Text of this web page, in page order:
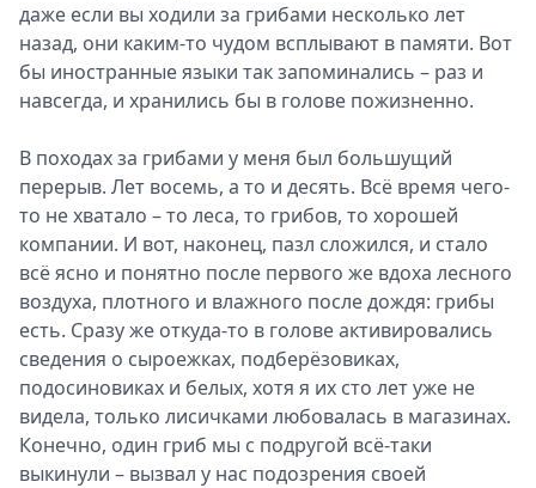
даже если вы ходили за грибами несколько лет
назад, они каким-то чудом всплывают в памяти. Вот
бы иностранные языки так запоминались – раз и
навсегда, и хранились бы в голове пожизненно.
В походах за грибами у меня был большущий
перерыв. Лет восемь, а то и десять. Всё время чего-
то не хватало – то леса, то грибов, то хорошей
компании. И вот, наконец, пазл сложился, и стало
всё ясно и понятно после первого же вдоха лесного
воздуха, плотного и влажного после дождя: грибы
есть. Сразу же откуда-то в голове активировались
сведения о сыроежках, подберёзовиках,
подосиновиках и белых, хотя я их сто лет уже не
видела, только лисичками любовалась в магазинах.
Конечно, один гриб мы с подругой всё-таки
выкинули – вызвал у нас подозрения своей